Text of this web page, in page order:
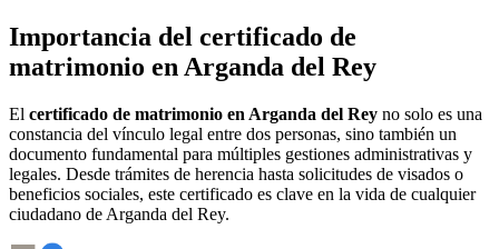
Importancia del certificado de
matrimonio en Arganda del Rey
El certificado de matrimonio en Arganda del Rey no solo es una
constancia del vínculo legal entre dos personas, sino también un
documento fundamental para múltiples gestiones administrativas y
legales. Desde trámites de herencia hasta solicitudes de visados o
beneficios sociales, este certificado es clave en la vida de cualquier
ciudadano de Arganda del Rey.